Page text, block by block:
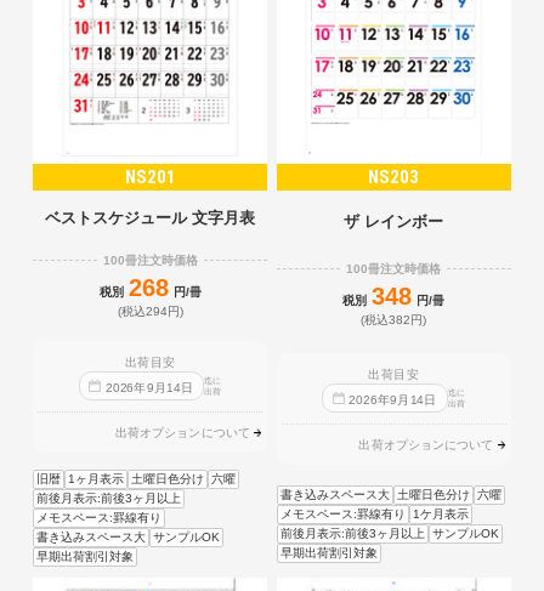
NS201
ベストスケジュール 文字月表
100冊注文時価格
税別 268 円/冊
(税込294円)
出荷目安
2026年9 月 14日
迄に
出荷
出荷オプションについて
旧暦 1ヶ月表示 土曜日色分け
六曜
前後月表示:前後3ヶ月以上
メモスペース:罫線有り
書き込みスペース大 サンプルOK
早期出荷割引対象
NS203
ザ レインボー
100冊注文時価格
税別 348 円/冊
(税込382円)
出荷目安
2026年9 月 14日
迄に
出荷
出荷オプションについて
書き込みスペース大 土曜日色分け
六曜
メモスペース:罫線有り
1ケ月表示
前後月表示:前後3ヶ月以上
サンプルOK
早期出荷割引対象